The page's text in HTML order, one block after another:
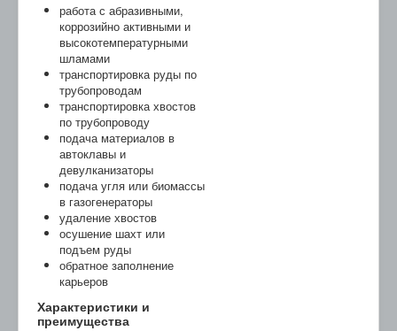
работа с абразивными,
коррозийно активными и
высокотемпературными
шламами
транспортировка руды по
трубопроводам
транспортировка хвостов
по трубопроводу
подача материалов в
автоклавы и
девулканизаторы
подача угля или биомассы
в газогенераторы
удаление хвостов
осушение шахт или
подъем руды
обратное заполнение
карьеров
Характеристики и
преимущества